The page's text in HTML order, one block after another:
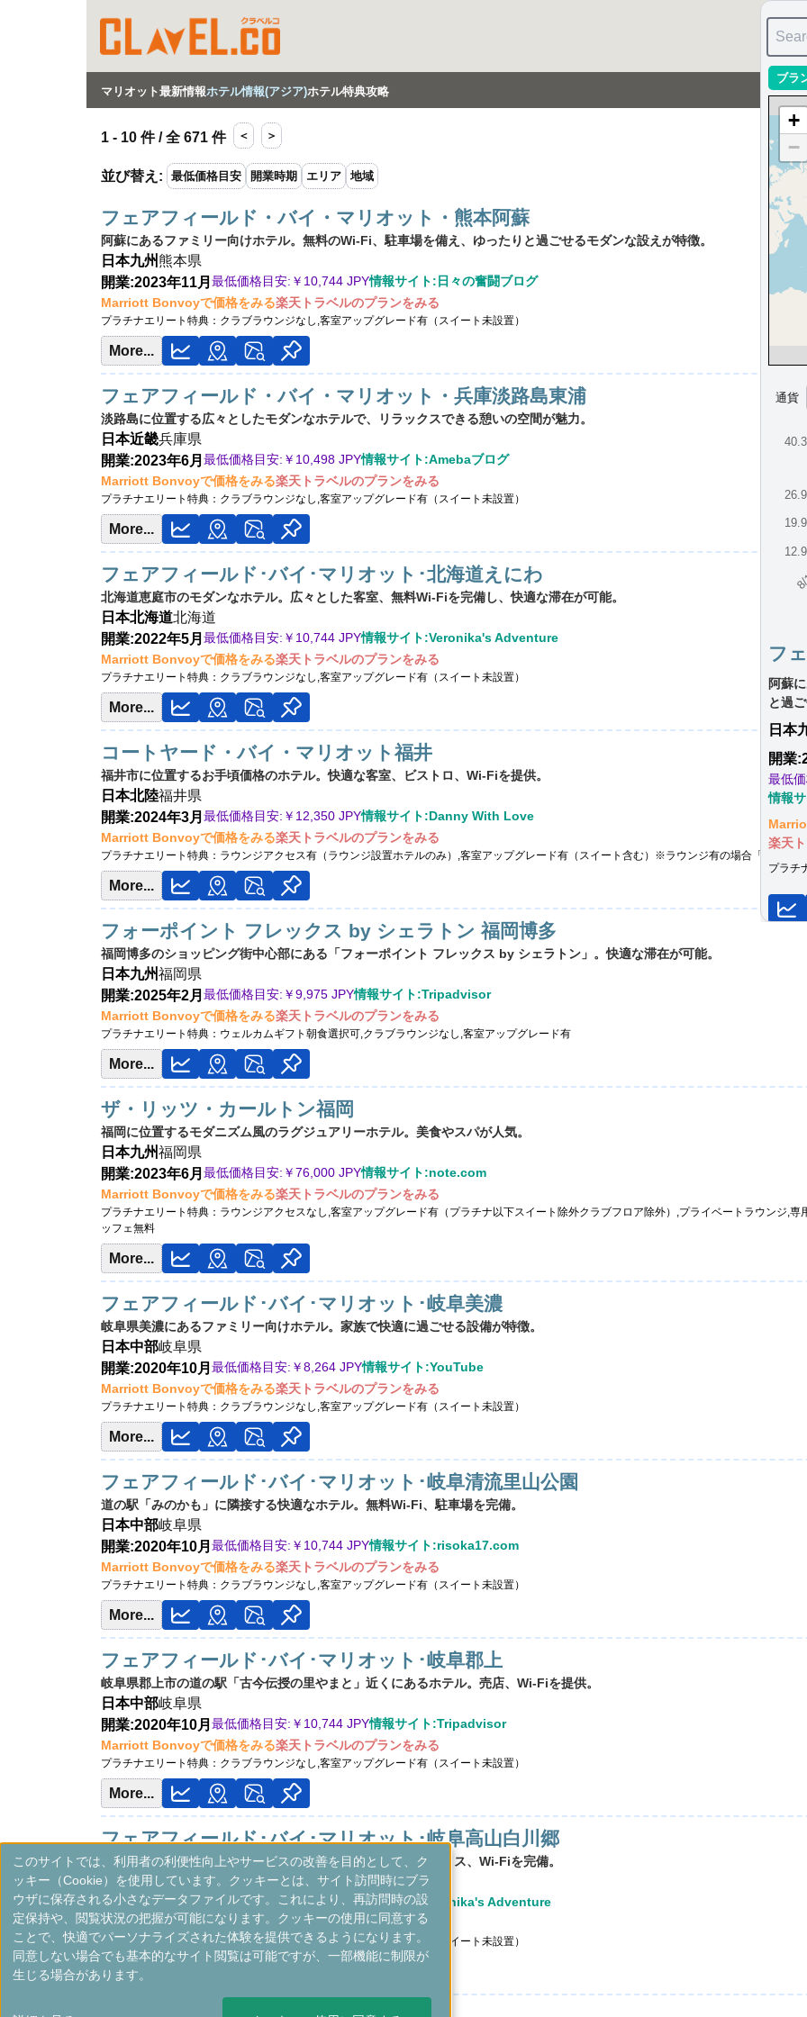
マリオット最新情報ホテル情報(アジア)ホテル特典攻略
1 - 10 件 / 全 671 件 ＜ ＞
並び替え : 最低価格目安 開業時期 エリア 地域
フェアフィールド・バイ・マリオット・熊本阿蘇
阿蘇にあるファミリー向けホテル。無料のWi-Fi、駐車場を備え、ゆったりと過ごせるモダンな設えが特徴。
日本九州熊本県
開業:2023年11月 最低価格目安:￥ 10,744 JPY情報サイト:日々の奮闘ブログ
Marriott Bonvoyで価格をみる楽天トラベルのプランをみる
プラチナエリート特典： クラブラウンジなし,客室アップグレード有（スイート未設置）
More...
フェアフィールド・バイ・マリオット・兵庫淡路島東浦
淡路島に位置する広々としたモダンなホテルで、リラックスできる憩いの空間が魅力。
日本近畿兵庫県
開業:2023年6月 最低価格目安:￥ 10,498 JPY情報サイト:Amebaブログ
Marriott Bonvoyで価格をみる楽天トラベルのプランをみる
プラチナエリート特典： クラブラウンジなし,客室アップグレード有（スイート未設置）
More...
フェアフィールド･バイ･マリオット･北海道えにわ
北海道恵庭市のモダンなホテル。広々とした客室、無料Wi-Fiを完備し、快適な滞在が可能。
日本北海道北海道
開業:2022年5月 最低価格目安:￥ 10,744 JPY情報サイト:Veronika's Adventure
Marriott Bonvoyで価格をみる楽天トラベルのプランをみる
プラチナエリート特典： クラブラウンジなし,客室アップグレード有（スイート未設置）
More...
コートヤード・バイ・マリオット福井
福井市に位置するお手頃価格のホテル。快適な客室、ビストロ、Wi-Fiを提供。
日本北陸福井県
開業:2024年3月 最低価格目安:￥ 12,350 JPY情報サイト:Danny With Love
Marriott Bonvoyで価格をみる楽天トラベルのプランをみる
プラチナエリート特典： ラウンジアクセス有（ラウンジ設置ホテルのみ）,客室アップグレード有（スイート含む）※ラウンジ有の場合「ラウンジ
More...
フォーポイント フレックス by シェラトン 福岡博多
福岡博多のショッピング街中心部にある「フォーポイント フレックス by シェラトン」。快適な滞在が可能。
日本九州福岡県
開業:2025年2月 最低価格目安:￥9,975 JPY情報サイト:Tripadvisor
Marriott Bonvoyで価格をみる楽天トラベルのプランをみる
プラチナエリート特典： ウェルカムギフト朝食選択可,クラブラウンジなし,客室アップグレード有
More...
ザ・リッツ・カールトン福岡
福岡に位置するモダニズム風のラグジュアリーホテル。美食やスパが人気。
日本九州福岡県
開業:2023年6月 最低価格目安:￥76,000 JPY情報サイト:note.com
Marriott Bonvoyで価格をみる楽天トラベルのプランをみる
プラチナエリート特典： ラウンジアクセスなし,客室アップグレード有（プラチナ以下スイート除外クラブフロア除外）,プライベートラウンジ,
ッフェ無料
More...
フェアフィールド･バイ･マリオット･岐阜美濃
岐阜県美濃にあるファミリー向けホテル。家族で快適に過ごせる設備が特徴。
日本中部岐阜県
開業:2020年10月 最低価格目安:￥8,264 JPY情報サイト:YouTube
Marriott Bonvoyで価格をみる楽天トラベルのプランをみる
プラチナエリート特典： クラブラウンジなし,客室アップグレード有（スイート未設置）
More...
フェアフィールド･バイ･マリオット･岐阜清流里山公園
道の駅「みのかも」に隣接する快適なホテル。無料Wi-Fi、駐車場を完備。
日本中部岐阜県
開業:2020年10月 最低価格目安:￥ 10,744 JPY情報サイト:risoka17.com
Marriott Bonvoyで価格をみる楽天トラベルのプランをみる
プラチナエリート特典： クラブラウンジなし,客室アップグレード有（スイート未設置）
More...
フェアフィールド･バイ･マリオット･岐阜郡上
岐阜県郡上市の道の駅「古今伝授の里やまと」近くにあるホテル。売店、Wi-Fiを提供。
日本中部岐阜県
開業:2020年10月 最低価格目安:￥ 10,744 JPY情報サイト:Tripadvisor
Marriott Bonvoyで価格をみる楽天トラベルのプランをみる
プラチナエリート特典： クラブラウンジなし,客室アップグレード有（スイート未設置）
More...
フェアフィールド･バイ･マリオット･岐阜高山白川郷
高山市のお手頃価格のホテル。快適な客室やマーケットプレイス、Wi-Fiを完備。
日本中部岐阜県
開業:2021年8月 最低価格目安:￥8,264 JPY情報サイト:Veronika's Adventure
Marriott Bonvoyで価格をみる
楽天トラベルのプランをみる
プラチナエリート特典：クラブラウンジなし,客室アップグレード有（スイート未設置）
More...
ブラ
+
−
通貨
フ
阿蘇
と過
日本
開業
最低
情報
楽天
プラチ
このサイトでは、利用者の利便性向上やサービスの改善を目的として、ク
ッキー（Cookie）を使用しています。クッキーとは、サイト訪問時にブラ
ウザに保存される小さなデータファイルです。これにより、再訪問時の設
定保持や、閲覧状況の把握が可能になります。クッキーの使用に同意する
ことで、快適でパーソナライズされた体験を提供できるようになります。
同意しない場合でも基本的なサイト閲覧は可能ですが、一部機能に制限が
生じる場合があります。